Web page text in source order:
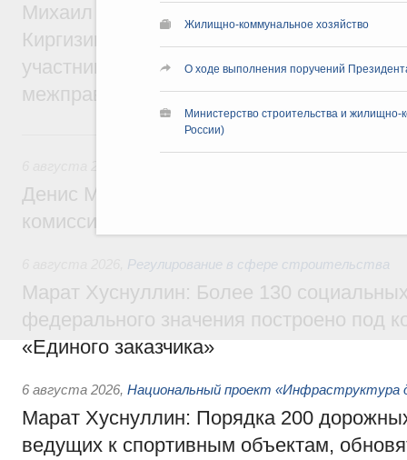
Жилищно-коммунальное хозяйство
О ходе выполнения поручений
Министерство строительства и
России)
Михаил Мишустин принял участие во
Киргизии Садыра Жапарова с главами
участников заседания Евразийского
межправительственного совета
Денис Мантуров провёл заседание
комиссии по промышленности
Регулирование в сфере строительства
Марат Хуснуллин: Более 130
федерального значения построено под
«Единого заказчика»
6 августа 2026, Национальный проект «Инфраструктура
Марат Хуснуллин: Порядка 200
ведущих к спортивным объектам,